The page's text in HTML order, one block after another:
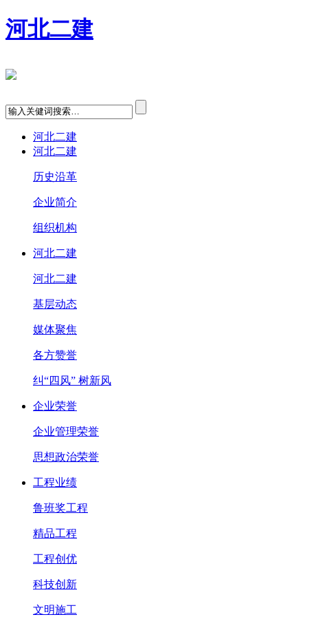
河北二建
河北二建
河北二建
历史沿革
企业简介
组织机构
河北二建
河北二建
基层动态
媒体聚焦
各方赞誉
纠“四风” 树新风
企业荣誉
企业管理荣誉
思想政治荣誉
工程业绩
鲁班奖工程
精品工程
工程创优
科技创新
文明施工